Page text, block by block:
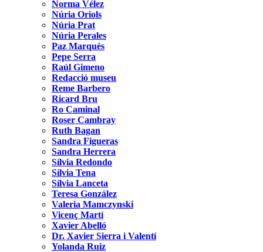
Norma Vélez
Núria Oriols
Núria Prat
Núria Perales
Paz Marquès
Pepe Serra
Raúl Gimeno
Redacció museu
Reme Barbero
Ricard Bru
Ro Caminal
Roser Cambray
Ruth Bagan
Sandra Figueras
Sandra Herrera
Sílvia Redondo
Sílvia Tena
Sílvia Lanceta
Teresa González
Valeria Mamczynski
Vicenç Martí
Xavier Abelló
Dr. Xavier Sierra i Valentí
Yolanda Ruiz